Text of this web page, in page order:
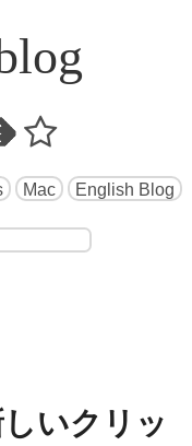
Mac English Blog
いクリッ